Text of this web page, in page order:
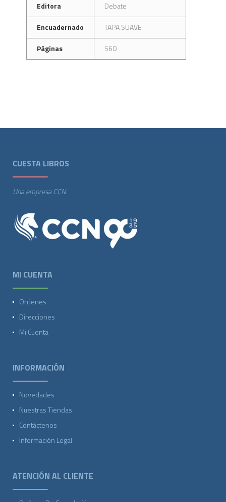
Editora
Debate
Encuadernado
TAPA SUAVE
Páginas
560
CUESTA LIBROS
Una empresa CCN
MI CUENTA
Ordenes
Direcciones
Mi Cuenta
INFORMACIÓN
Novedades
Nuestras Tiendas
Contáctenos
Información Legal
ATENCIÓN AL CLIENTE